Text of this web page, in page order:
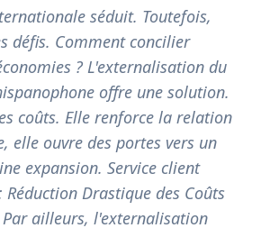
séduit. Toutefois,
défis. Comment concilier
? L'externalisation du
offre une solution.
coûts. Elle renforce la relation
elle ouvre des portes vers un
expansion. Service client
Drastique des Coûts
ailleurs, l'externalisation